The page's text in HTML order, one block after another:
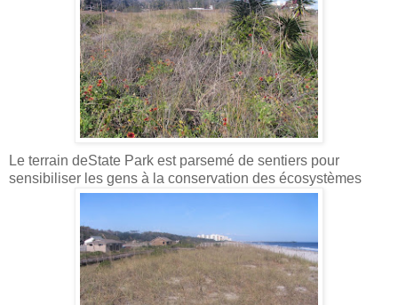
Le terrain deState Park est parsemé de sentiers pour
sensibiliser les gens à la conservation des écosystèmes